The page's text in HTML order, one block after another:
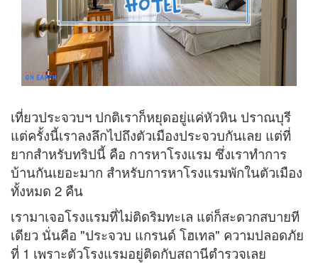
เที่ยวประจวบฯ ปกติเราก็หยุดอยู่แค่หัวหิน ปราณบุรี
แต่ครั้งนี้เราลงลึกไปถึงตัวเมืองประจวบกันเลย แต่ที่
ยากสำหรับทริปนี้ คือ การหาโรงแรม ซึ่งเราทำการ
บ้านกันเยอะมาก สำหรับการหาโรงแรมพักในตัวเมือง
ทั้งหมด 2 คืน
เรามาเจอโรงแรมที่ไม่ติดริมทะเล แต่ก็สะดวกสบายที
เดียว นั่นคือ "ประจวบ แกรนด์ โฮเทล" ความปลอดภัย
ที่ 1 เพราะตัวโรงแรมอยู่ติดกับสถานีตำรวจเลย